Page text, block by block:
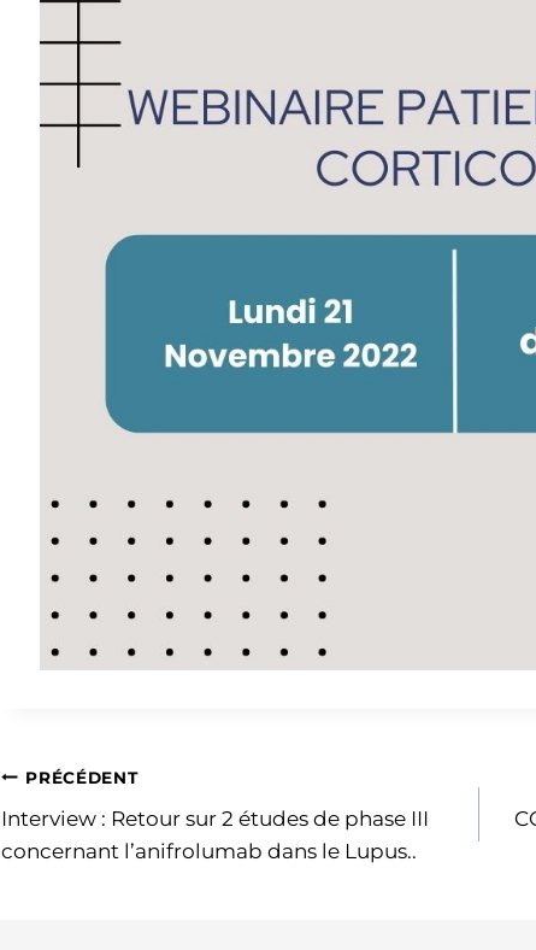
Navigation
de
PRÉCÉDENT
Interview : Retour sur 2 études de phase III
concernant l’anifrolumab dans le Lupus..